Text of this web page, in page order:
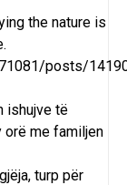
the nature is
posts/
ishujve të
orë me familjen
turp për